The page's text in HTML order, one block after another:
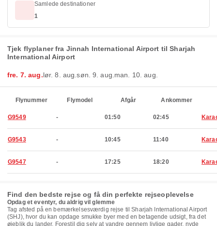
Samlede destinationer
1
Tjek flyplaner fra Jinnah International Airport til Sharjah
International Airport
fre. 7. aug.lør. 8. aug.søn. 9. aug. man. 10. aug.
Flynummer Flymodel Afgår Ankommer
G9549 - 01:50 02:45
G9543 - 10:45 11:40
G9547 - 17:25 18:20
Find den bedste rejse og få din perfekte rejseoplevelse
Opdag et eventyr, du aldrig vil glemme
Tag afsted på en bemærkelsesværdig rejse til Sharjah International Airport
(SHJ), hvor du kan opdage smukke byer med en betagende udsigt, fra det
øjeblik du lander. Forestil dig selv at vandre gennem livlige gader, nyde